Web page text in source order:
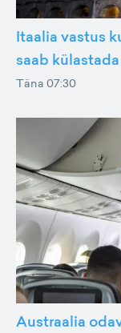
Itaalia vastus
saab
Täna 07:30
Austraalia